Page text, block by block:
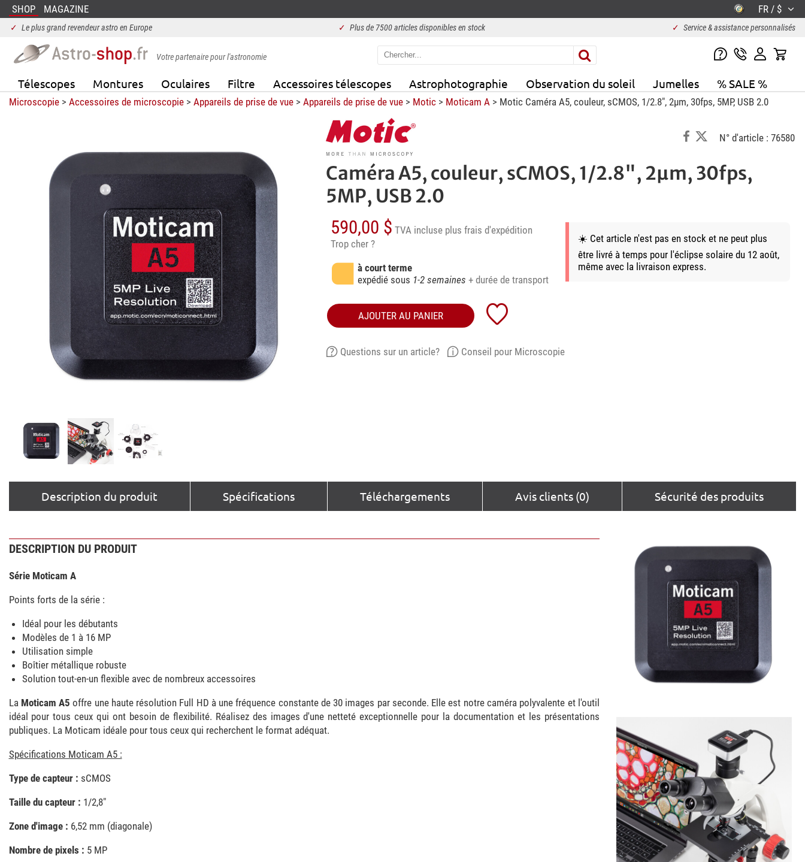
SHOP MAGAZINE FR / $
✓ Le plus grand revendeur astro en Europe ✓ Plus de 7500 articles disponibles en stock ✓ Service & assistance personnalisés
Votre partenaire pour l'astronomie
Télescopes Montures Oculaires Filtre Accessoires télescopes Astrophotographie Observation du soleil Jumelles % SALE %
Microscopie> Accessoires de microscopie> Appareils de prise de vue> Appareils de prise de vue> Motic> Moticam A > Motic Caméra A5, couleur, sCMOS, 1/2.8", 2µm, 30fps, 5MP, USB 2.0
N° d'article : 76580
Caméra A5, couleur, sCMOS, 1/2.8", 2µm, 30fps,
5MP, USB 2.0
590,00 $ TVA incluse plus frais d'expédition
Trop cher ?
à court terme
expédié sous 1-2 semaines + durée de transport
☀️ Cet article n'est pas en stock et ne peut plus
être livré à temps pour l'éclipse solaire du 12 août,
même avec la livraison express.
AJOUTER AU PANIER
Questions sur un article? Conseil pour Microscopie
Description du produit Spécifications Téléchargements Avis clients (0) Sécurité des produits
DESCRIPTION DU PRODUIT
Série Moticam A
Points forts de la série :
Idéal pour les débutants
Modèles de 1 à 16 MP
Utilisation simple
Boîtier métallique robuste
Solution tout-en-un flexible avec de nombreux accessoires
La Moticam A5 offre une haute résolution Full HD à une fréquence constante de 30 images par seconde. Elle est notre caméra polyvalente et l'outil
idéal pour tous ceux qui ont besoin de flexibilité. Réalisez des images d'une netteté exceptionnelle pour la documentation et les présentations
publiques. La Moticam idéale pour tous ceux qui recherchent le format adéquat.
Spécifications Moticam A5 :
Type de capteur : sCMOS
Taille du capteur : 1/2,8"
Zone d'image : 6,52 mm (diagonale)
Nombre de pixels : 5 MP